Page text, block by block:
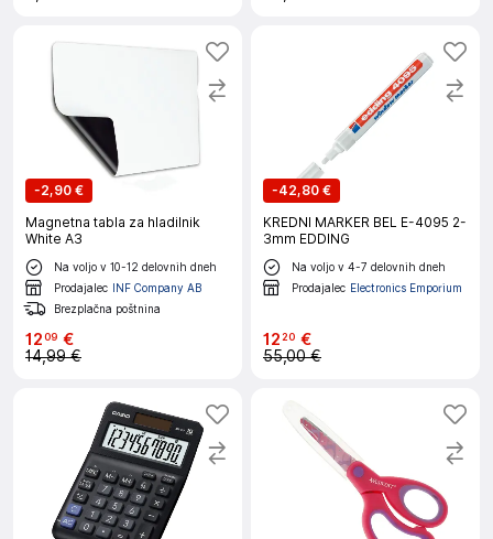
-2,90 €
Magnetna tabla za hladilnik
White A3
Na voljo v 10-12 delovnih dneh
Prodajalec INF Company AB
Brezplačna poštnina
1209 €
14,99 €
-42,80 €
KREDNI MARKER BEL E-4095 2-
3mm EDDING
Na voljo v 4-7 delovnih dneh
Prodajalec Electronics Emporium
12 20 €
55,00 €